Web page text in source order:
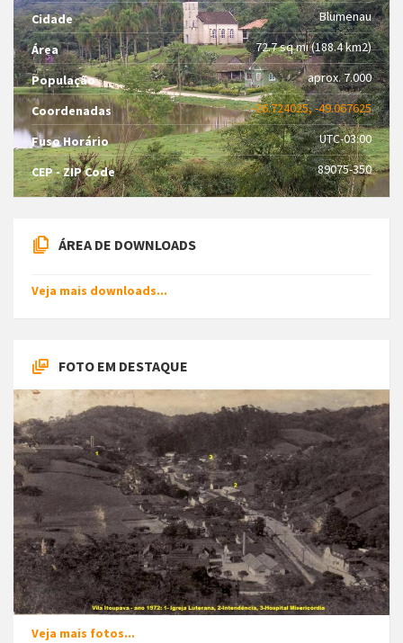
Cidade Blumenau
Área 72.7 sq mi (188.4 km2)
População aprox. 7.000
Coordenadas -26.724025, -49.067625
Fuso Horário UTC-03:00
CEP - ZIP Code 89075-350
ÁREA DE DOWNLOADS
Veja mais downloads...
FOTO EM DESTAQUE
Veja mais fotos...